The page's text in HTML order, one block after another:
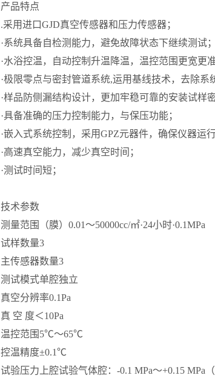
产品特点
.采用进口GJD真空传感器和压力传感器；
·系统具备自检测能力，避免故障状态下继续测试；
·水浴控温，自动控制升温降温，温控范围更宽更
·极限零点与密封管道系统,运用基线技术，去除系
·样品防侧漏结构设计，更加牢稳可靠的安装试样密
·具备准确的压力控制能力，与保压功能；
·嵌入式系统控制，采用GPZ元器件，确保仪器运
·高速真空能力，减少真空时间；
·测试时间短；
技术参数
测量范围（膜） 0.01～50000cc/㎡·24小时·0.1MPa
试样数量3
主传感器数量3
测试模式单腔独立
真空分辨率0.1Pa
真 空 度＜10Pa
温控范围 5℃～65℃
控温精度±0.1℃
试验压力 上腔试验气体腔：-0.1 MPa～+0.15 MPa（